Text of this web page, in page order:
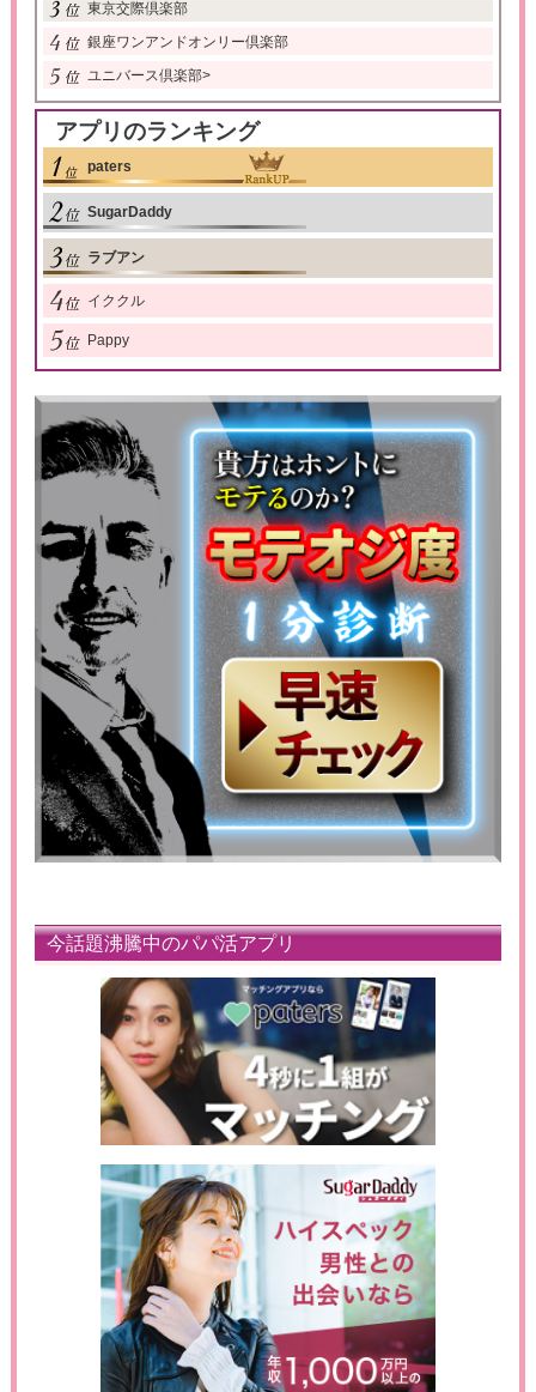
東京交際倶楽部
銀座ワンアンドオンリー倶楽部
ユニバース倶楽部>
アプリのランキング
paters
SugarDaddy
ラブアン
イククル
Pappy
今話題沸騰中のパパ活アプリ